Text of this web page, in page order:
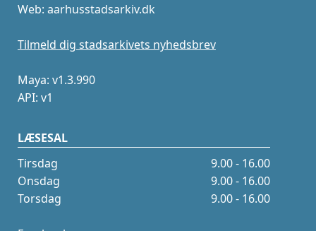
Web: aarhusstadsarkiv.dk
Tilmeld dig stadsarkivets nyhedsbrev
Maya: v1.3.990
API: v1
LÆSESAL
Tirsdag
9.00 - 16.00
Onsdag
9.00 - 16.00
Torsdag
9.00 - 16.00